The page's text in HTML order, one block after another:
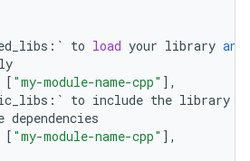
: ` to load your library and
[ "my-module-name-cpp" ],
: ` to include the library
dependencies
[ "my-module-name-cpp" ],